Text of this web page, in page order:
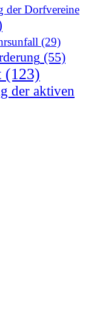
der Dorfvereine
(29)
(55)
(123)
der aktiven